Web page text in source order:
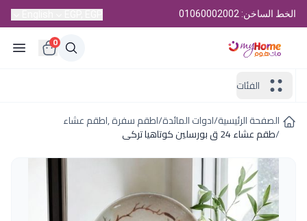
الخط الساخن: 01060002002
0
الفئات
الصفحة الرئيسية/ادوات المائدة/اطقم سفرة ,اطقم عشاء
/طقم عشاء 24 ق بورسلين كوتاهيا تركى